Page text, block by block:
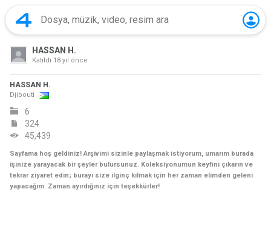
HASSAN H.
Katıldı 18 yıl önce
HASSAN H.
Djibouti
6
324
45,439
Sayfama hoş geldiniz! Arşivimi sizinle paylaşmak istiyorum, umarım burada
işinize yarayacak bir şeyler bulursunuz. Koleksiyonumun keyfini çıkarın ve
tekrar ziyaret edin; burayı size ilginç kılmak için her zaman elimden geleni
yapacağım. Zaman ayırdığınız için teşekkürler!